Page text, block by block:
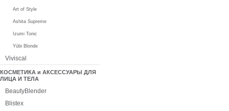
Art of Style
Ashita Supreme
Izumi Tonic
Yūbi Blonde
Viviscal
КОСМЕТИКА и АКСЕССУАРЫ ДЛЯ
ЛИЦА И ТЕЛА
BeautyBlender
Blistex